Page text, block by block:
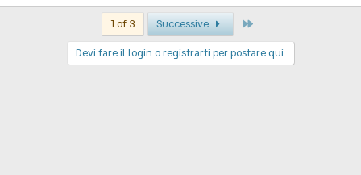
1 of 3 Successive
Devi fare il login o registrarti per postare qui.